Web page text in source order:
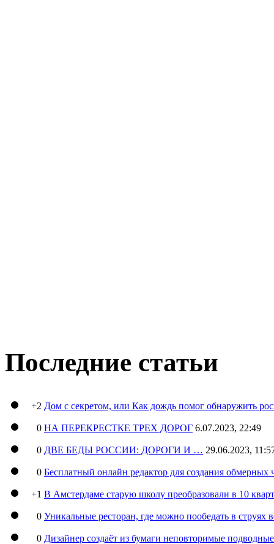
Последние статьи
+2 Дом с секретом, или Как дождь помог обнаружить
0 НА ПЕРЕКРЕСТКЕ ТРЕХ ДОРОГ 6.07.2023, 22:49
0 ДВЕ БЕДЫ РОССИИ: ДОРОГИ И … 29.06.2023,
0 Бесплатный онлайн редактор для создания обмерных
+1 В Амстердаме старую школу преобразовали в 10
0 Уникальные ресторан, где можно пообедать в струях
0 Дизайнер создаёт из бумаги неповторимые